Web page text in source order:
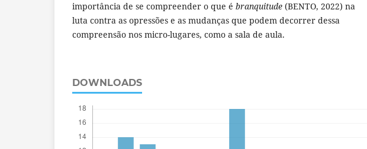
importância de se compreender o que é branquitude (BENTO, 2022) na
luta contra as opressões e as mudanças que podem decorrer dessa
compreensão nos micro-lugares, como a sala de aula.
DOWNLOADS